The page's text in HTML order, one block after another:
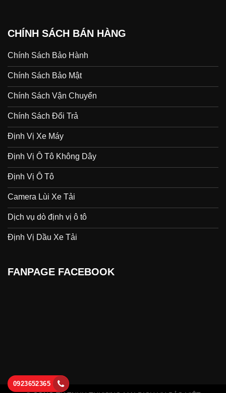
CHÍNH SÁCH BÁN HÀNG
Chính Sách Bảo Hành
Chính Sách Bảo Mật
Chính Sách Vận Chuyển
Chính Sách Đổi Trả
Định Vị Xe Máy
Định Vị Ô Tô Không Dây
Định Vị Ô Tô
Camera Lùi Xe Tải
Dịch vụ dò định vị ô tô
Định Vị Dầu Xe Tải
FANPAGE FACEBOOK
0923652365